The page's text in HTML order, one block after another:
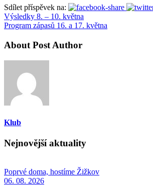
Sdílet příspěvek na:
Výsledky 8. – 10. května
Program zápasů 16. a 17. května
About Post Author
Klub
Nejnovější aktuality
Poprvé doma, hostíme Žižkov
06. 08. 2026